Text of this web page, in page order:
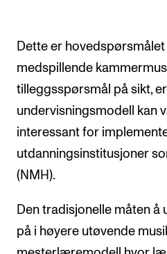
Nettverk
IN.TUNE
AKTUELT
Arrangementer og konserter
INFO
Dette er
medspillende
tilleggsspørsmål på sikt,
undervisningsmodell kan
interessant for
utdanningsinstitusjoner
(NMH).
Den tradisjonelle måten
på i høyere utøvende